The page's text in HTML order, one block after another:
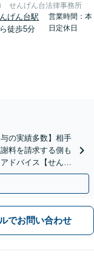
せんげん台法律事務所
げん台駅
徒歩5分
営業時間：本
日定休日
の実績多数】相手
料を請求する側も
ドバイス【せんげ
でお問い合わせ